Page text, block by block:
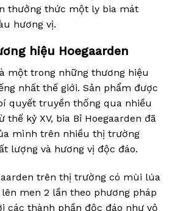
thưởng thức một ly bia mát
hương vị.
hiệu Hoegaarden
một trong những thương hiệu
nhất thế giới. Sản phẩm được
quyết truyền thống qua nhiều
thế kỷ XV, bia Bỉ Hoegaarden đã
mình trên nhiều thị trường
lượng và hương vị độc đáo.
trên thị trường có mùi lúa
men 2 lần theo phương pháp
các thành phần độc đáo như vỏ